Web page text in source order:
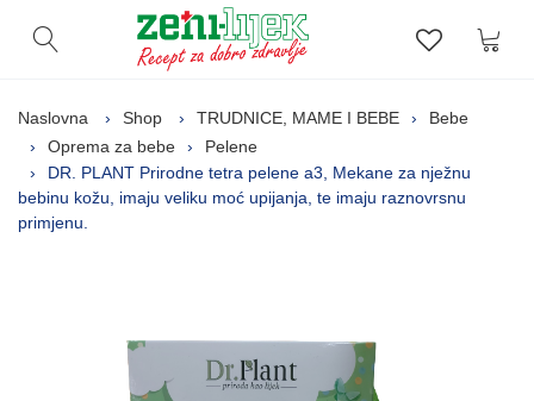
Otvori pretragu Lista
Naslovna Shop TRUDNICE, MAME I BEBE
Bebe
Oprema za bebe
Pelene
DR. PLANT Prirodne tetra pelene a3, Mekane za nježnu
bebinu kožu, imaju veliku moć upijanja, te imaju raznovrsnu
primjenu.